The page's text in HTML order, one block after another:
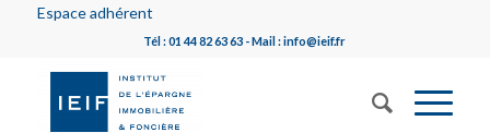
Espace adhérent
Tél : 01 44 82 63 63 - Mail : info@ieif.fr